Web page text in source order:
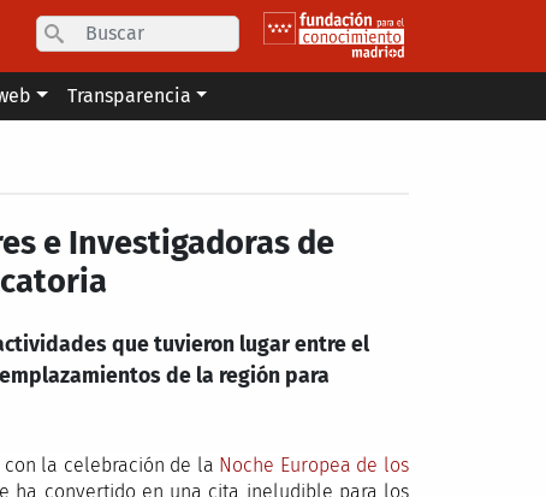
Search
Transparencia
e Investigadoras de
que tuvieron lugar entre el
de la región para
con la celebración de la Noche Europea de los
ha convertido en una cita ineludible para los